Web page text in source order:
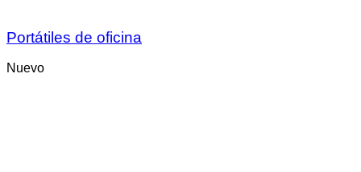
Portátiles de oficina
Nuevo